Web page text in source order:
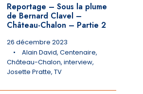
Reportage – Sous la plume
de Bernard Clavel –
Château-Chalon – Partie 2
26 décembre 2023
•
Alain David, Centenaire,
Château-Chalon, interview,
Josette Pratte, TV